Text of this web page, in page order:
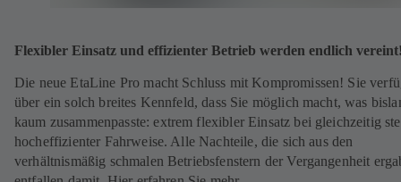
Flexibler Einsatz und effizienter Betrieb werden endlich
Die neue EtaLine Pro macht Schluss mit Kompromissen! Sie
über ein solch breites Kennfeld, dass Sie möglich macht, was
kaum zusammenpasste: extrem flexibler Einsatz bei gleichzeitig
hocheffizienter Fahrweise. Alle Nachteile, die sich aus den
verhältnismäßig schmalen Betriebsfenstern der Vergangenheit